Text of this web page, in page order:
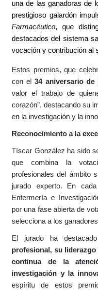
una de las ganadoras de
prestigioso galardón
Farmacéutico, que
destacados del sistema
vocación y contribución al
Estos premios, que
con el34 aniversario de
valor el trabajo de
corazón”, destacando su
en la investigación y la
Reconocimiento a la
Tíscar González ha sido
que combina la
profesionales del ámbito
jurado experto. En
Enfermería e
por una fase abierta de
selecciona a los
El jurado ha
profesional, su
continua de la
investigación y la
espíritu de estos